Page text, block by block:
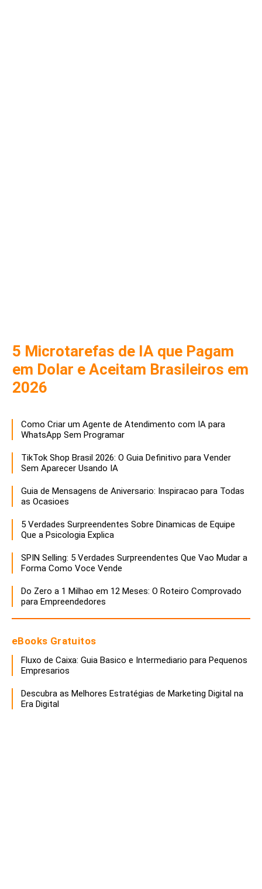
5 Microtarefas de IA que Pagam
em Dolar e Aceitam Brasileiros em
2026
Como Criar um Agente de Atendimento com IA para
WhatsApp Sem Programar
TikTok Shop Brasil 2026: O Guia Definitivo para Vender
Sem Aparecer Usando IA
Guia de Mensagens de Aniversario: Inspiracao para Todas
as Ocasioes
5 Verdades Surpreendentes Sobre Dinamicas de Equipe
Que a Psicologia Explica
SPIN Selling: 5 Verdades Surpreendentes Que Vao Mudar a
Forma Como Voce Vende
Do Zero a 1 Milhao em 12 Meses: O Roteiro Comprovado
para Empreendedores
eBooks Gratuitos
Fluxo de Caixa: Guia Basico e Intermediario para Pequenos
Empresarios
Descubra as Melhores Estratégias de Marketing Digital na
Era Digital